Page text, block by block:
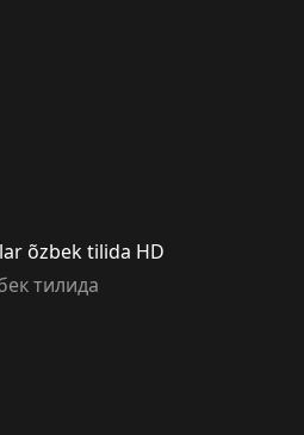
õzbek tilida HD
тилида